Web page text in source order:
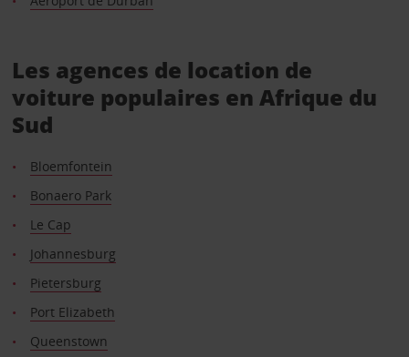
Les agences de location de
voiture populaires en Afrique du
Sud
Bloemfontein
Bonaero Park
Le Cap
Johannesburg
Pietersburg
Port Elizabeth
Queenstown